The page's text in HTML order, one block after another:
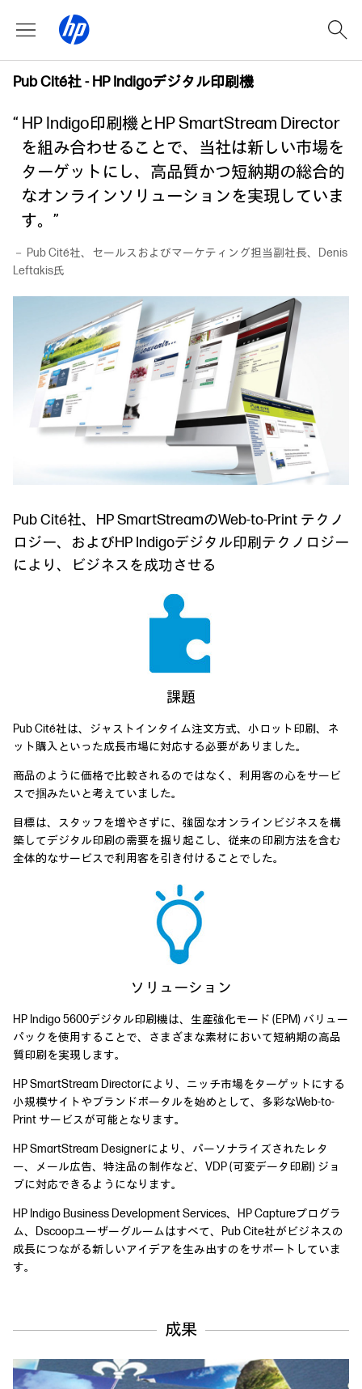
Pub Cité社 - HP Indigoデジタル印刷機
“ HP Indigo印刷機とHP SmartStream Director
を組み合わせることで、当社は新しい市場を
ターゲットにし、高品質かつ短納期の総合的
なオンラインソリューションを実現していま
す。”
－ Pub Cité社、セールスおよびマーケティング担当副社長、Denis
Leftakis氏
Pub Cité社、HP SmartStreamのWeb-to-Print テクノ
ロジー、およびHP Indigoデジタル印刷テクノロジー
により、ビジネスを成功させる
課題
Pub Cité社は、ジャストインタイム注文方式、小ロット印刷、ネ
ット購入といった成長市場に対応する必要がありました。
商品のように価格で比較されるのではなく、利用客の心をサービ
スで掴みたいと考えていました。
目標は、スタッフを増やさずに、強固なオンラインビジネスを構
築してデジタル印刷の需要を掘り起こし、従来の印刷方法を含む
全体的なサービスで利用客を引き付けることでした。
ソリューション
HP Indigo 5600デジタル印刷機は、生産強化モード (EPM) バリュー
パックを使用することで、さまざまな素材において短納期の高品
質印刷を実現します。
HP SmartStream Directorにより、ニッチ市場をターゲットにする
小規模サイトやブランドポータルを始めとして、多彩なWeb-to-
Print サービスが可能となります。
HP SmartStream Designerにより、パーソナライズされたレタ
ー、メール広告、特注品の制作など、VDP (可変データ印刷) ジョ
ブに対応できるようになります。
HP Indigo Business Development Services、HP Captureプログラ
ム、Dscoopユーザーグルームはすべて、Pub Cite社がビジネスの
成長につながる新しいアイデアを生み出すのをサポートしていま
す。
成果